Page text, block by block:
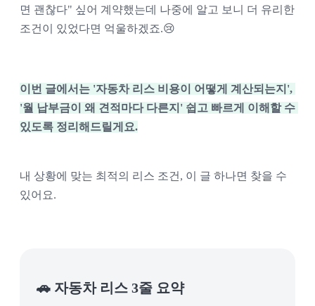
면 괜찮다" 싶어 계약했는데 나중에 알고 보니 더 유리한
조건이 있었다면 억울하겠죠.😢
이번 글에서는 '자동차 리스 비용이 어떻게 계산되는지',
'월 납부금이 왜 견적마다 다른지' 쉽고 빠르게 이해할 수
있도록 정리해드릴게요.
내 상황에 맞는 최적의 리스 조건, 이 글 하나면 찾을 수
있어요.
🚗 자동차 리스 3줄 요약